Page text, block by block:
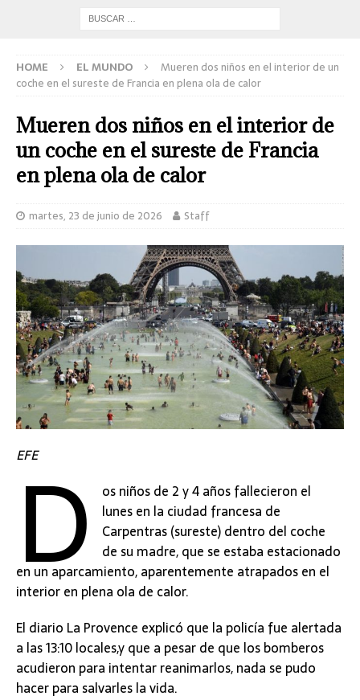
HOME EL MUNDO
Mueren dos niños en el interior de un
coche en el sureste de Francia en plena ola de calor
Mueren dos niños en el interior de
un coche en el sureste de Francia
en plena ola de calor
martes, 23 de junio de 2026 Staff
EFE
D os niños de 2 y 4 años fallecieron el
lunes en la ciudad francesa de
Carpentras (sureste) dentro del coche
de su madre, que se estaba estacionado
en un aparcamiento, aparentemente atrapados en el
interior en plena ola de calor.
El diario La Provence explicó que la policía fue alertada
a las 13:10 locales,y que a pesar de que los bomberos
acudieron para intentar reanimarlos, nada se pudo
hacer para salvarles la vida.